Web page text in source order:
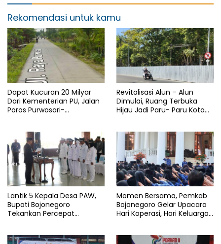
Rekomendasi untuk kamu
Dapat Kucuran 20 Milyar
Dari Kementerian PU, Jalan
Poros Purwosari-
Revitalisasi Alun – Alun
Dimulai, Ruang Terbuka
Hijau Jadi Paru- Paru Kota
Lantik 5 Kepala Desa PAW,
Bupati Bojonegoro
Tekankan Percepat
Momen Bersama, Pemkab
Bojonegoro Gelar Upacara
Hari Koperasi, Hari Keluarga